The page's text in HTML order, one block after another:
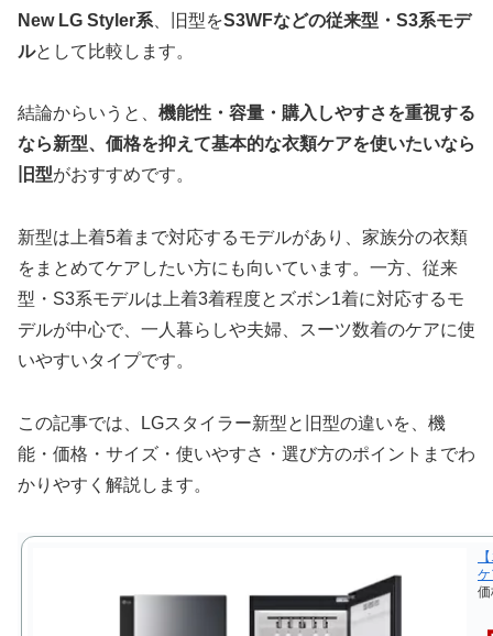
New LG Styler系 、旧型をS3WFなどの従来型・S3系モデ
ルとして比較します。
結論からいうと、 機能性・容量・購入しやすさを重視する
なら新型、価格を抑えて基本的な衣類ケアを使いたいなら
旧型がおすすめです。
新型は上着5着まで対応するモデルがあり、家族分の衣類
をまとめてケアしたい方にも向いています。一方、従来
型・S3系モデルは上着3着程度とズボン1着に対応するモ
デルが中心で、一人暮らしや夫婦、スーツ数着のケアに使
いやすいタイプです。
この記事では、LGスタイラー新型と旧型の違いを、機
能・価格・サイズ・使いやすさ・選び方のポイントまでわ
かりやすく解説します。